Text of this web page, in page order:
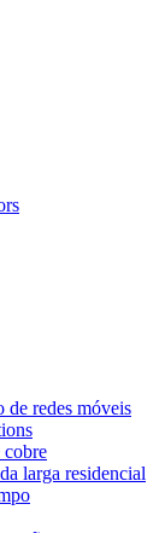
de redes móveis
cobre
larga residencial